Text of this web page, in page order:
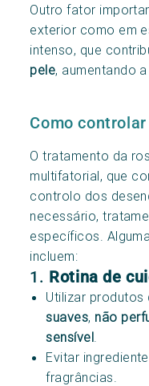
Outro fator
exterior como em
intenso, que
pele, aumentando
Como
O tratamento da
multifatorial, que
controlo dos
necessário,
específicos.
incluem:
1. Rotina de
Utilizar produtos
suaves, não
sensível
Evitar
fragrâncias.